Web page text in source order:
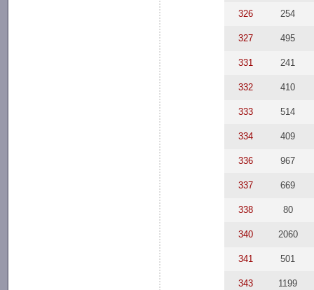
326 254
327 495
331 241
332 410
333 514
334 409
336 967
337 669
338 80
340 2060
341 501
343 1199